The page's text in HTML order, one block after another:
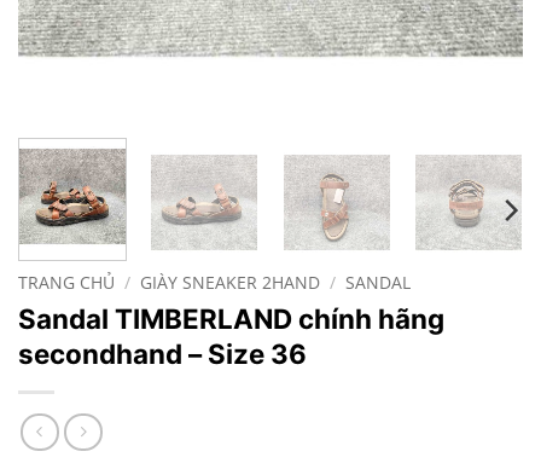
TRANG CHỦ / GIÀY SNEAKER 2HAND / SANDAL
Sandal TIMBERLAND chính hãng
secondhand – Size 36